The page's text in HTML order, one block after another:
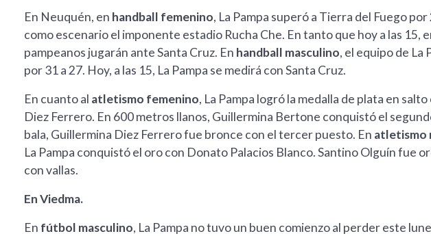
En Neuquén, en handball femenino, La Pampa superó a Tierra del Fuego
como escenario el imponente estadio Rucha Che. En tanto que hoy a las 15,
pampeanos jugarán ante Santa Cruz. En handball masculino, el equipo de La
por 31 a 27. Hoy, a las 15, La Pampa se medirá con Santa Cruz.
En cuanto al atletismo femenino, La Pampa logró la medalla de plata en
Diez Ferrero. En 600 metros llanos, Guillermina Bertone conquistó el
bala, Guillermina Diez Ferrero fue bronce con el tercer puesto. En atletismo
La Pampa conquistó el oro con Donato Palacios Blanco. Santino Olguín fue
con vallas.
En Viedma.
En fútbol masculino, La Pampa no tuvo un buen comienzo al perder este